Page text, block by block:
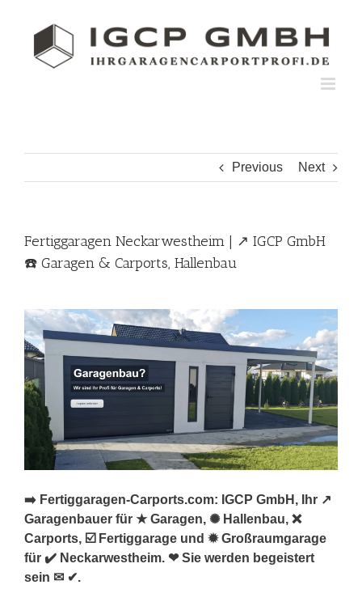
Previous Next
Fertiggaragen Neckarwestheim | ↗️ IGCP GmbH
☎️ Garagen & Carports, Hallenbau
➡️ Fertiggaragen-Carports.com: IGCP GmbH, Ihr ↗️
Garagenbauer für ★ Garagen, ✺ Hallenbau, ❌
Carports, ☑️ Fertiggarage und ✹ Großraumgarage
für ✔️ Neckarwestheim. ❤ Sie werden begeistert
sein ✉ ✔.